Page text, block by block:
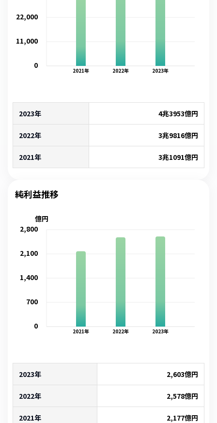
2021年 2022年 2023年
0
11,000
22,000
2023年 4兆3953億円
2022年 3兆9816億円
2021年 3兆1091億円
純利益推移
2021年 2022年 2023年
0
700
1,400
2,100
2,800
億円
2023年 2,603億円
2022年 2,578億円
2021年 2,177億円